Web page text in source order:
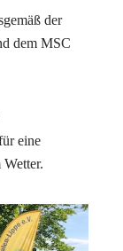
der
dem MSC
eine